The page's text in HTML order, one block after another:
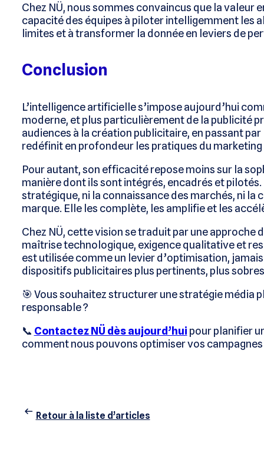
Chez NÜ, nous sommes convaincus que la valeur
capacité des équipes à piloter intelligemment les
limites et à transformer la donnée en leviers de
Conclusion
L’intelligence artificielle s’impose aujourd’hui
moderne, et plus particulièrement de la publicité
audiences à la création publicitaire, en passant
redéfinit en profondeur les pratiques du
Pour autant, son efficacité repose moins sur la
manière dont ils sont intégrés, encadrés et pilotés.
stratégique, ni la connaissance des marchés, ni la
marque. Elle les complète, les amplifie et les
Chez NÜ, cette vision se traduit par une approche
maîtrise technologique, exigence qualitative et
est utilisée comme un levier d’optimisation,
dispositifs publicitaires plus pertinents, plus
🎯 Vous souhaitez structurer une stratégie média
responsable ?
📞 Contactez NÜ dès aujourd’hui pour planifier
comment nous pouvons optimiser vos
Retour à la liste d’articles